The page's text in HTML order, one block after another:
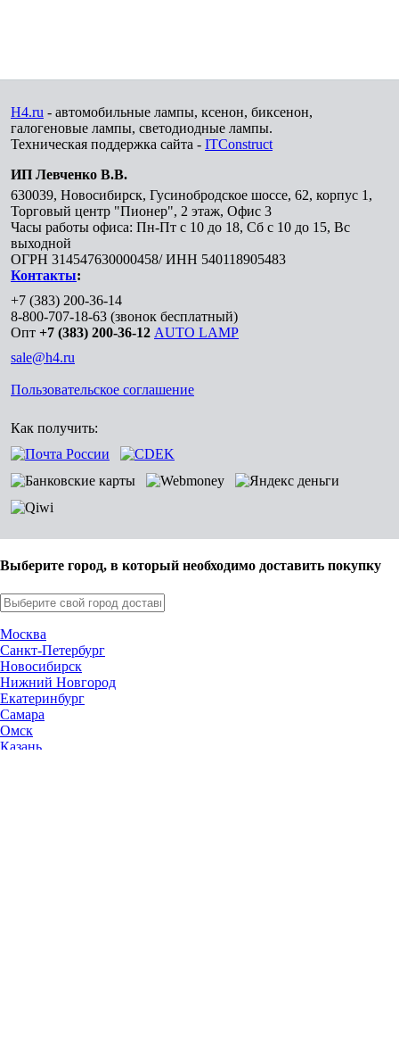
H4.ru - автомобильные лампы, ксенон, биксенон,
галогеновые лампы, светодиодные лампы.
Техническая поддержка сайта - ITConstruct
ИП Левченко В.В.
630039, Новосибирск, Гусинобродское шоссе, 62, корпус 1,
Торговый центр "Пионер", 2 этаж, Офис 3
Часы работы офиса: Пн-Пт с 10 до 18, Сб с 10 до 15, Вс
выходной
ОГРН 314547630000458/ ИНН 540118905483
Контакты:
+7 (383) 200-36-14
8-800-707-18-63 (звонок бесплатный)
Опт +7 (383) 200-36-12 AUTO LAMP
sale@h4.ru
Пользовательское соглашение
Как получить:
Выберите город, в который необходимо доставить покупку
Москва
Санкт-Петербург
Новосибирск
Нижний Новгород
Екатеринбург
Самара
Омск
Казань